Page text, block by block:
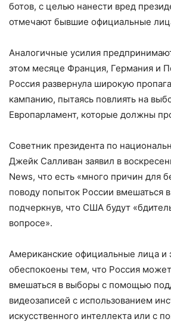
ботов, с целью нанести вред
отмечают бывшие официальные
Аналогичные усилия
этом месяце Франция, Германия и
Россия развернула широкую
кампанию, пытаясь повлиять на
Европарламент, которые должны
Советник президента по
Джейк Салливан заявил в
News, что есть «много причин для
поводу попыток России вмешаться
подчеркнув, что США будут
вопросе».
Американские официальные лица и
обеспокоены тем, что Россия
вмешаться в выборы с помощью
видеозаписей с использованием
искусственного интеллекта или с